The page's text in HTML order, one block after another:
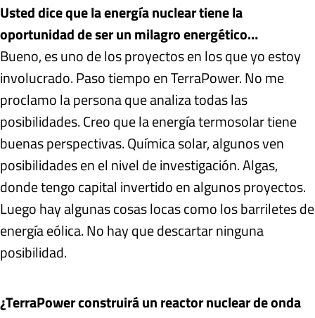
Usted dice que la energía nuclear tiene la
oportunidad de ser un milagro energético…
Bueno, es uno de los proyectos en los que yo estoy
involucrado. Paso tiempo en TerraPower. No me
proclamo la persona que analiza todas las
posibilidades. Creo que la energía termosolar tiene
buenas perspectivas. Química solar, algunos ven
posibilidades en el nivel de investigación. Algas,
donde tengo capital invertido en algunos proyectos.
Luego hay algunas cosas locas como los barriletes de
energía eólica. No hay que descartar ninguna
posibilidad.
¿TerraPower construirá un reactor nuclear de onda